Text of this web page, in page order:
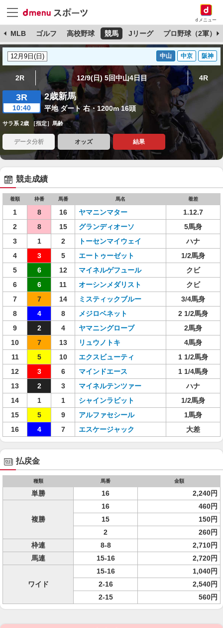
dメニュー
MLB ゴルフ 高校野球 競馬 Jリーグ プロ野球（2軍）
中山 中京 阪神
2R 12/9(日) 5回中山4日目 4R
3R
10:40
2歳新馬
平地 ダート 右・1200m 16頭
サラ系 2歳 ［指定］馬齢
データ分析 オッズ 結果
競走成績
着順 枠番 馬番 馬名 着差
1 8 16 ヤマニンマター
1.12.7
2
8 15 グランディオーソ
5馬身
3
1 2 トーセンマイウェイ
ハナ
4
3 5 エートゥーゼット
1/2馬身
5
6 12 マイネルゲフュール
クビ
6
6 11 オーシンメダリスト
クビ
7
7 14 ミスティックブルー
3/4馬身
8
4 8 メジロベネット
2 1/2馬身
9
2 4 ヤマニングローブ
2馬身
10
7 13 リュウノトキ
4馬身
11
5 10 エクスビューティ
1 1/2馬身
12
3 6 マインドエース
1 1/4馬身
13
2 3 マイネルテンツァー
ハナ
14
1 1 シャインラビット
1/2馬身
15
5 9 アルファセシール
1馬身
16
4 7 エスケージャック 大差
払戻金
種類 馬番 金額
単勝 16 2,240円
複勝
16
460円
15
150円
2
260円
枠連
8-8
2,710円
馬連
15-16 2,720円
ワイド
15-16
1,040円
2-16
2,540円
2-15
560円